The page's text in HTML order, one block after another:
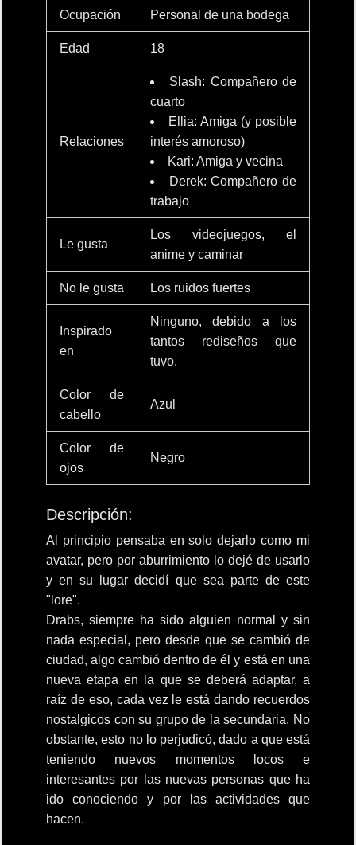
Ocupación Personal de una bodega
Edad 18
Relaciones
Slash: Compañero de
cuarto
Ellia: Amiga (y posible
interés amoroso)
Kari: Amiga y vecina
Derek: Compañero de
trabajo
Le gusta
Los videojuegos, el
anime y caminar
No le gusta Los ruidos fuertes
Inspirado
en
Ninguno, debido a los
tantos rediseños que
tuvo.
Color de
cabello
Azul
Color de
ojos
Negro
Descripción:
Al principio pensaba en solo dejarlo como mi
avatar, pero por aburrimiento lo dejé de usarlo
y en su lugar decidí que sea parte de este
"lore".
Drabs, siempre ha sido alguien normal y sin
nada especial, pero desde que se cambió de
ciudad, algo cambió dentro de él y está en una
nueva etapa en la que se deberá adaptar, a
raíz de eso, cada vez le está dando recuerdos
nostalgicos con su grupo de la secundaria. No
obstante, esto no lo perjudicó, dado a que está
teniendo nuevos momentos locos e
interesantes por las nuevas personas que ha
ido conociendo y por las actividades que
hacen.